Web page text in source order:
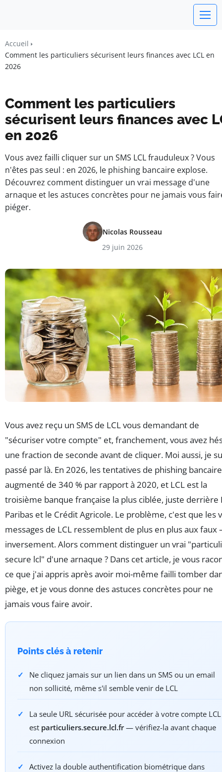
Liberté • Connaissance • Engagement
Accueil
Comment les particuliers sécurisent leurs finances avec LCL en
2026
Comment les particuliers
sécurisent leurs finances avec
en 2026
Vous avez failli cliquer sur un SMS LCL frauduleux ? Vous
n'êtes pas seul : en 2026, le phishing bancaire explose.
Découvrez comment distinguer un vrai message d'une
arnaque et les astuces concrètes pour ne jamais vous
piéger.
Nicolas Rousseau
29 juin 2026
Vous avez reçu un SMS de LCL vous demandant de
"sécuriser votre compte" et, franchement, vous avez
une fraction de seconde avant de cliquer. Moi aussi, je
passé par là. En 2026, les tentatives de phishing
augmenté de 340 % par rapport à 2020, et LCL est la
troisième banque française la plus ciblée, juste derrière
Paribas et le Crédit Agricole. Le problème, c'est que les
messages de LCL ressemblent de plus en plus aux
inversement. Alors comment distinguer un vrai
secure lcl" d'une arnaque ? Dans cet article, je vous
ce que j'ai appris après avoir moi-même failli tomber
piège, et je vous donne des astuces concrètes pour ne
jamais vous faire avoir.
Points clés à retenir
Ne cliquez jamais sur un lien dans un SMS ou un email
non sollicité, même s'il semble venir de LCL
La seule URL sécurisée pour accéder à votre compte LCL
est particuliers.secure.lcl.fr— vérifiez-la avant chaque
connexion
Activez la double authentification biométrique dans